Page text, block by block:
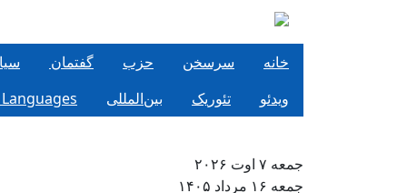
رفتن به محتوای اصلی
خانه سرسخن حزب گفتمان
ویدئو
تئوریک بین‌المللی
جمعه ۷ اوت ۲۰۲۶
جمعه ۱۶ مرداد ۱۴۰۵